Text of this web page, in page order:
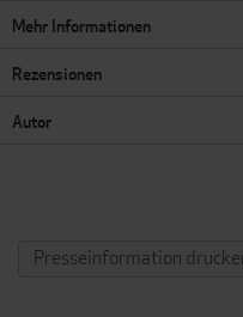
Mehr Informationen
Rezensionen
Autor
Presseinformation